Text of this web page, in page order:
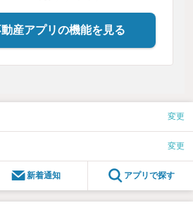
産アプリの機能を見る
変更
変更
新着通知 アプリで探す